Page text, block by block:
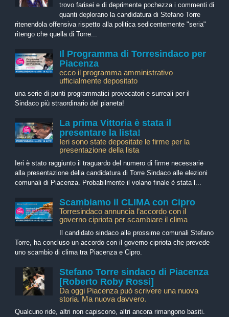
trovo farisei e di deprimente pochezza i commenti di
quanti deplorano la candidatura di Stefano Torre
ritenendola offensiva rispetto alla politica sedicentemente "seria"
ritengo che quella di Torre...
Il Programma di Torresindaco per
Piacenza
ecco il programma amministrativo
ufficialmente depositato
una serie di punti programmatici provocatori e surreali per il
Sindaco più straordinario del pianeta!
La prima Vittoria è stata il
presentare la lista!
Ieri sono state depositate le firme per la
presentazione della lista
Ieri è stato raggiunto il traguardo del numero di firme necessarie
alla presentazione della candidatura di Torre Sindaco alle elezioni
comunali di Piacenza. Probabilmente il volano finale è stata l...
Scambiamo il CLIMA con Cipro
Torresindaco annuncia l’accordo con il
governo cipriota per scambiare il clima
Il candidato sindaco alle prossime comunali Stefano
Torre, ha concluso un accordo con il governo cipriota che prevede
uno scambio di clima tra Piacenza e Cipro.
Stefano Torre sindaco di Piacenza
[Roberto Roby Rossi]
Da oggi Piacenza può scrivere una nuova
storia. Ma nuova davvero.
Qualcuno ride, altri non capiscono, altri ancora rimangono basiti.